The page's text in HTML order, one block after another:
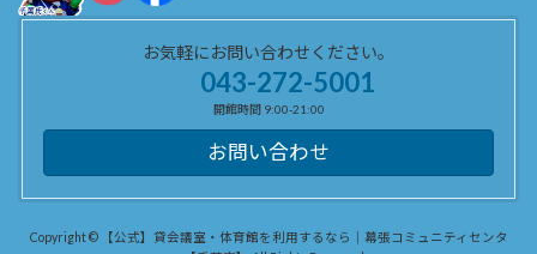
お気軽にお問い合わせください。
043-272-5001
開館時間 9:00-21:00
お問い合わせ
Copyright © 【公式】貸会議室・体育館を利用するなら｜幕張コミュニティセンタ